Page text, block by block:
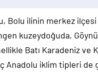
Bolu ilinin merkez
kuzeydoğuda,
Batı Karadeniz ve
Anadolu iklim tipleri de